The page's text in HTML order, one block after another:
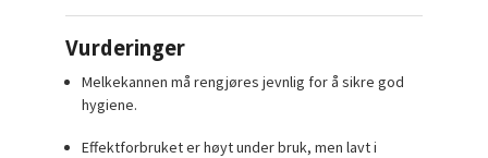
Vurderinger
Melkekannen må rengjøres jevnlig for å sikre god
hygiene.
Effektforbruket er høyt under bruk, men lavt i